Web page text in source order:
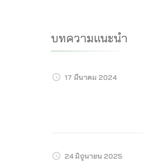
บทความแนะนำ
17 มีนาคม 2024
24 มิถุนายน 2025